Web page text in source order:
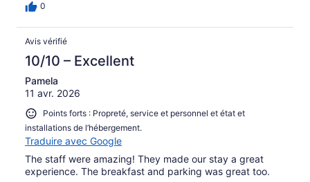
0
Avis vérifié
10/10 – Excellent
Pamela
11 avr. 2026
Points forts : Propreté, service et personnel et état et
installations de l’hébergement.
Traduire avec Google
The staff were amazing! They made our stay a great
experience. The breakfast and parking was great too.